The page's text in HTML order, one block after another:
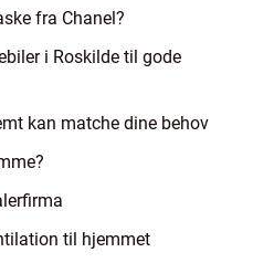
fra Chanel?
i Roskilde til gode
kan matche dine behov
til hjemmet